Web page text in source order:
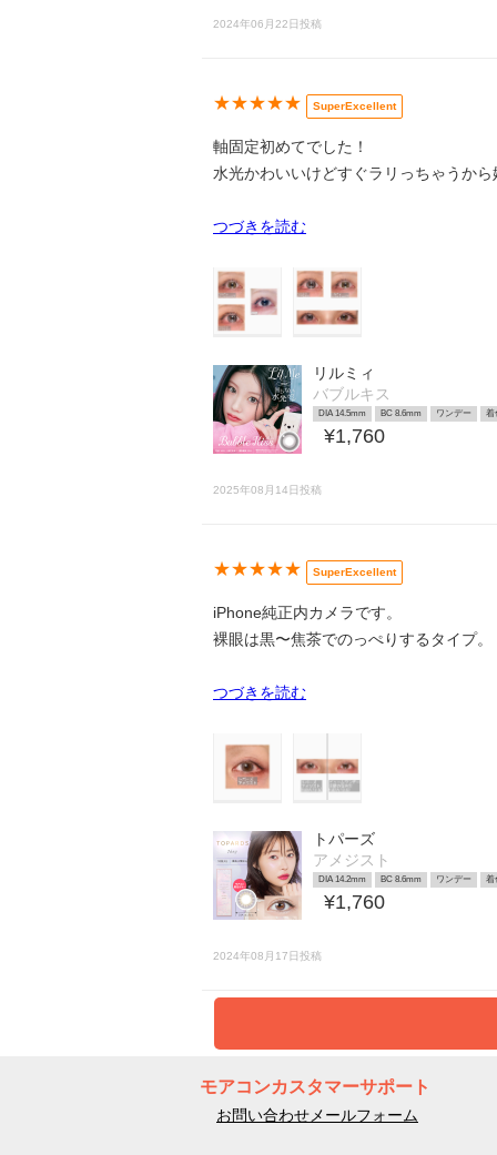
2024年06月22日投稿
★★★★★ SuperExcellent
軸固定初めてでした！
水光かわいいけどすぐラリっちゃうから
つづきを読む
リルミィ
バブルキス
DIA 14.5mm BC 8.6mm ワンデー 着
¥1,760
2025年08月14日投稿
★★★★★ SuperExcellent
iPhone純正内カメラです。
裸眼は黒〜焦茶でのっぺりするタイプ。
つづきを読む
トパーズ
アメジスト
DIA 14.2mm BC 8.6mm ワンデー 着
¥1,760
2024年08月17日投稿
モアコンカスタマーサポート
お問い合わせメールフォーム